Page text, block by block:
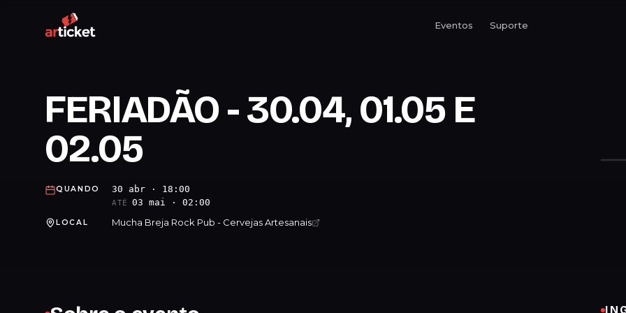
Eventos Suporte
FERIADÃO - 30.04, 01.05 E
02.05
QUANDO 30 abr · 18:00
ATÉ 03 mai · 02:00
LOCAL Mucha Breja Rock Pub - Cervejas Artesanais